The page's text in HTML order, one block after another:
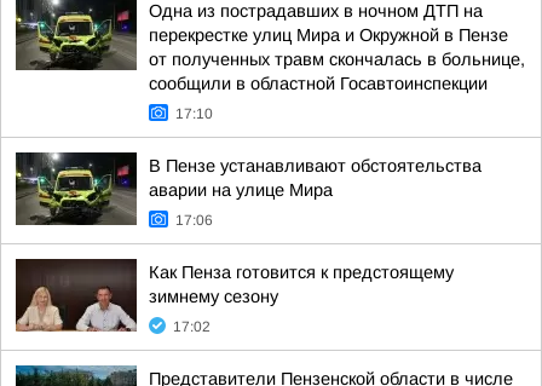
Одна из пострадавших в ночном ДТП на
перекрестке улиц Мира и Окружной в Пензе
от полученных травм скончалась в больнице,
сообщили в областной Госавтоинспекции
17:10
В Пензе устанавливают обстоятельства
аварии на улице Мира
17:06
Как Пенза готовится к предстоящему
зимнему сезону
17:02
Представители Пензенской области в числе